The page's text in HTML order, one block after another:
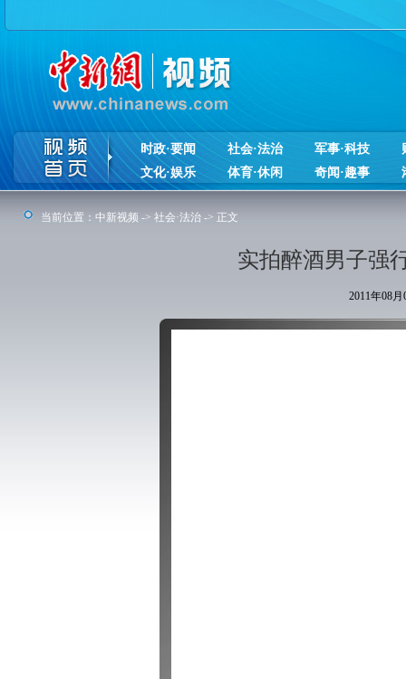
时政·要闻 社会·法治 军事·科技
文化·娱乐
体育·休闲 奇闻·趣事
当前位置： 中新视频 -> 社会·法治 -> 正文
实拍醉酒男子强
2011年08